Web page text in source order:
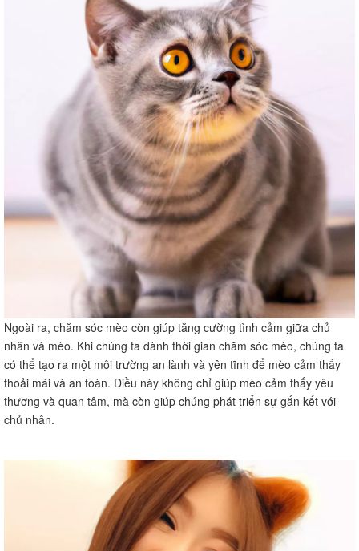
Ngoài ra, chăm sóc mèo còn giúp tăng cường tình cảm giữa chủ
nhân và mèo. Khi chúng ta dành thời gian chăm sóc mèo, chúng ta
có thể tạo ra một môi trường an lành và yên tĩnh để mèo cảm thấy
thoải mái và an toàn. Điều này không chỉ giúp mèo cảm thấy yêu
thương và quan tâm, mà còn giúp chúng phát triển sự gắn kết với
chủ nhân.